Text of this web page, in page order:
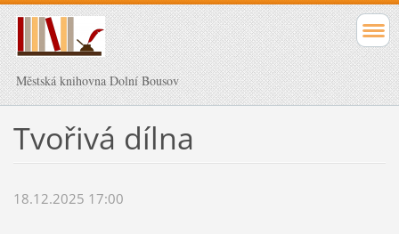
Městská knihovna Dolní Bousov
Tvořivá dílna
18.12.2025 17:00